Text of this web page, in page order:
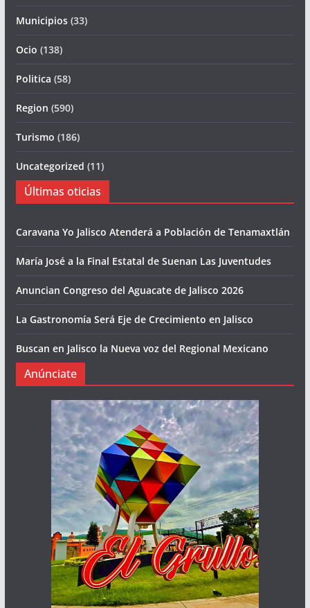
Municipios(33)
Ocio (138)
Politica (58)
Region (590)
Turismo (186)
Uncategorized (11)
Últimas oticias
Caravana Yo Jalisco Atenderá a Población de Tenamaxtlán
María José a la Final Estatal de Suenan Las Juventudes
Anuncian Congreso del Aguacate de Jalisco 2026
La Gastronomía Será Eje de Crecimiento en Jalisco
Buscan en Jalisco la Nueva voz del Regional Mexicano
Anúnciate